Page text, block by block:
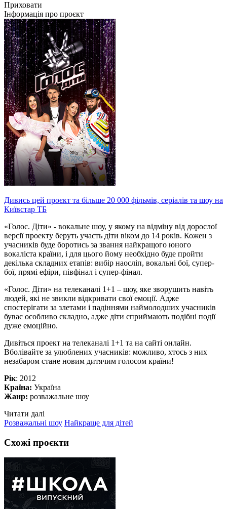
Приховати
Інформація про проєкт
Дивись цей проєкт та більше 20 000 фільмів, серіалів та шоу на
Київстар ТБ
«Голос. Діти» - вокальне шоу, у якому на відміну від дорослої
версії проекту беруть участь діти віком до 14 років. Кожен з
учасників буде боротись за звання найкращого юного
вокаліста країни, і для цього йому необхідно буде пройти
декілька складних етапів: вибір наосліп, вокальні бої, супер-
бої, прямі ефіри, півфінал і супер-фінал.
«Голос. Діти» на телеканалі 1+1 – шоу, яке зворушить навіть
людей, які не звикли відкривати свої емоції. Адже
спостерігати за злетами і падіннями наймолодших учасників
буває особливо складно, адже діти сприймають подібні події
дуже емоційно.
Дивіться проект на телеканалі 1+1 та на сайті онлайн.
Вболівайте за улюблених учасників: можливо, хтось з них
незабаром стане новим дитячим голосом країни!
Рік: 2012
Країна: Україна
Жанр: розважальне шоу
Читати далі
Розважальні шоу Найкраще для дітей
Схожі проєкти